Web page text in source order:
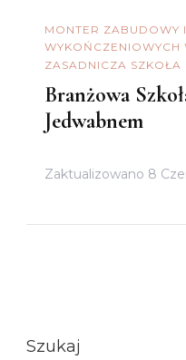
MONTER ZABUDOWY
WYKOŃCZENIOWYCH
ZASADNICZA
Branżowa
Jedwabnem
Zaktualizowano 8
Szukaj